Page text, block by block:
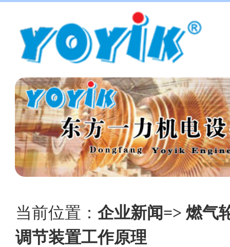
当前位置： 企业新闻=> 燃气
调节装置工作原理